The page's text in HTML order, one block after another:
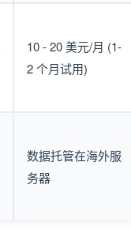
10 - 20 美元/月 (1-
2 个月试用)
数据托管在海外服
务器